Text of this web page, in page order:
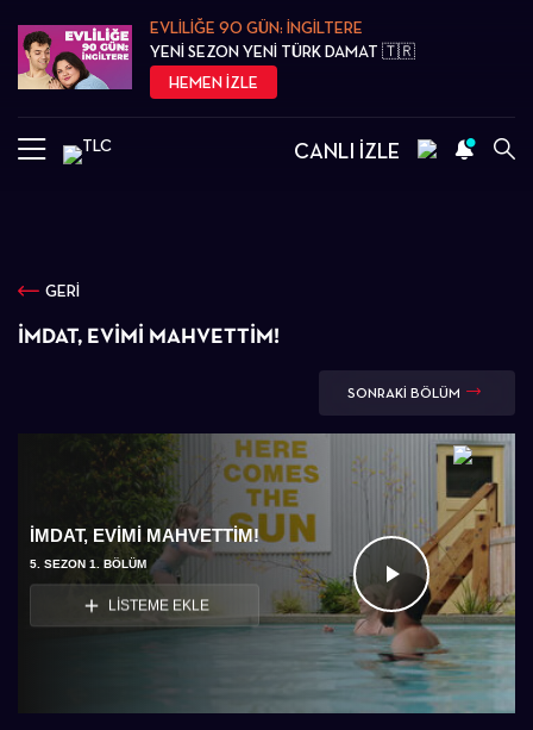
EVLİLİĞE 90 GÜN: İNGİLTERE
YENİ SEZON YENİ TÜRK DAMAT 🇹🇷
HEMEN İZLE
CANLI İZLE
GERİ
İMDAT, EVIMI MAHVETTIM!
SONRAKİ BÖLÜM
Videoyu
Oynat
İMDAT, EVIMI MAHVETTIM!
5. SEZON 1. BÖLÜM
LİSTEME EKLE